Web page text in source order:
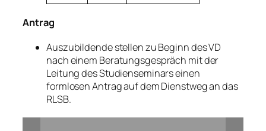
Antrag
Auszubildende stellen zu Beginn des VD
nach einem Beratungsgespräch mit der
Leitung des Studienseminars einen
formlosen Antrag auf dem Dienstweg an das
RLSB.